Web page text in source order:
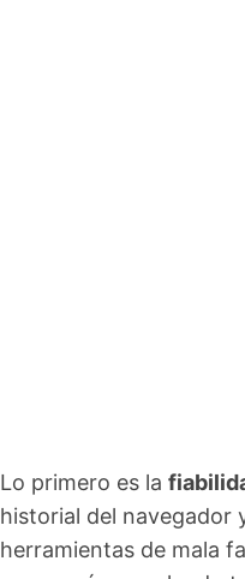
Lo primero es la
historial del navegador
herramientas de mala